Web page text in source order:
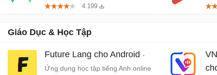
4.199
Giáo Dục & Học Tập
Future Lang cho Android -
Ứng dụng học tập tiếng Anh online